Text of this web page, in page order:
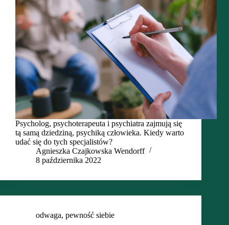
Psycholog, psychoterapeuta i psychiatra zajmują się
tą samą dziedziną, psychiką człowieka. Kiedy warto
udać się do tych specjalistów?
Agnieszka Czajkowska Wendorff
8 października 2022
odwaga, pewność siebie